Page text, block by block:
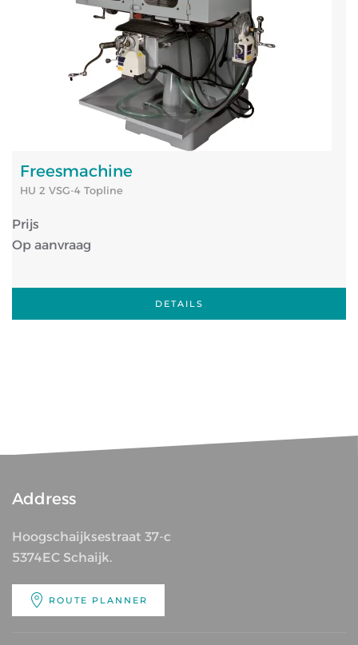
Freesmachine
HU 2 VSG-4 Topline
Prijs
Op aanvraag
DETAILS
Address
Hoogschaijksestraat 37-c
5374EC Schaijk.
ROUTE PLANNER